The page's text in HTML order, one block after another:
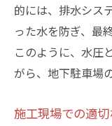
的には、排水シス
った水を防ぎ、最
このように、水圧
がら、地下駐車場
施工現場での適